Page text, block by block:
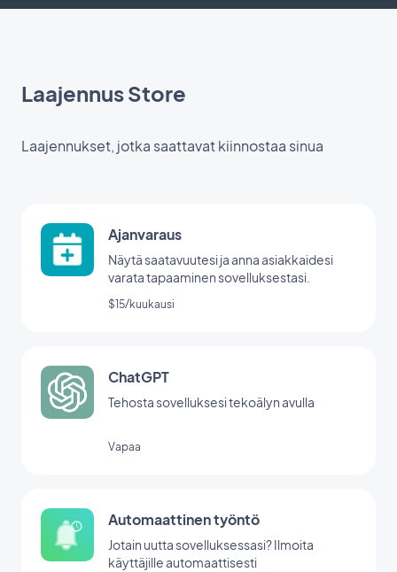
Laajennus Store
Laajennukset, jotka saattavat kiinnostaa sinua
Ajanvaraus
Näytä saatavuutesi ja anna asiakkaidesi
varata tapaaminen sovelluksestasi.
$15/kuukausi
ChatGPT
Tehosta sovelluksesi tekoälyn avulla
Vapaa
Automaattinen työntö
Jotain uutta sovelluksessasi? Ilmoita
käyttäjille automaattisesti